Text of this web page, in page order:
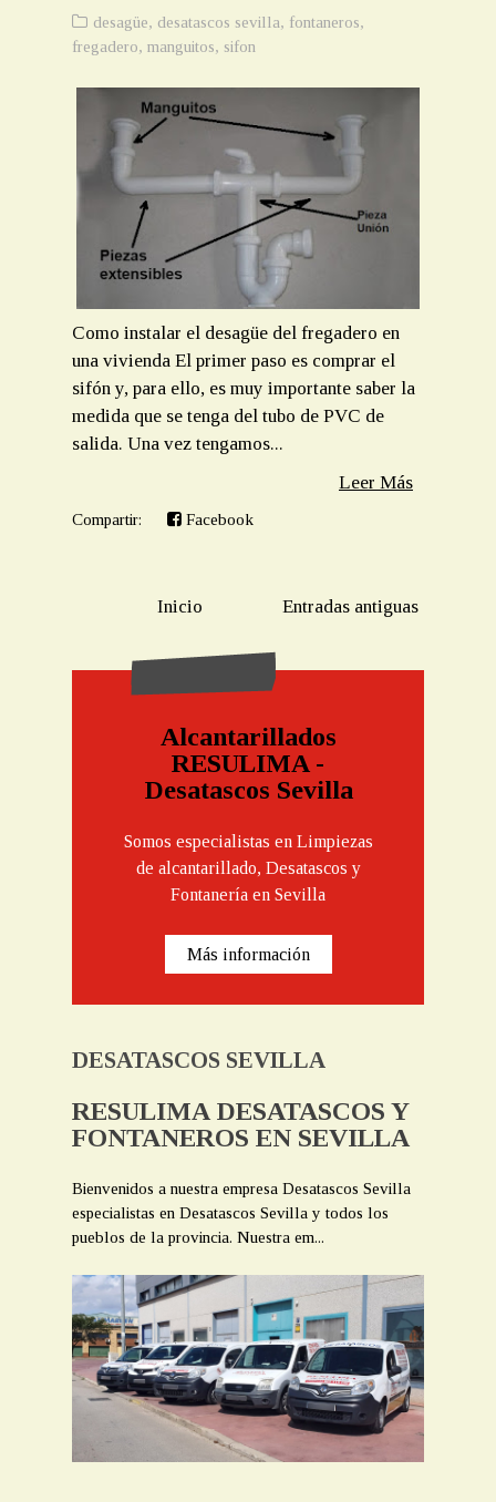
desagüe, desatascos sevilla, fontaneros,
fregadero, manguitos, sifon
Como instalar el desagüe del fregadero en
una vivienda El primer paso es comprar el
sifón y, para ello, es muy importante saber la
medida que se tenga del tubo de PVC de
salida. Una vez tengamos...
Leer Más
Compartir: Facebook
Entradas antiguas
Inicio
Alcantarillados
RESULIMA -
Desatascos Sevilla
Somos especialistas en Limpiezas
de alcantarillado, Desatascos y
Fontanería en Sevilla
Más información
DESATASCOS SEVILLA
RESULIMA DESATASCOS Y
FONTANEROS EN SEVILLA
Bienvenidos a nuestra empresa Desatascos Sevilla
especialistas en Desatascos Sevilla y todos los
pueblos de la provincia. Nuestra em...